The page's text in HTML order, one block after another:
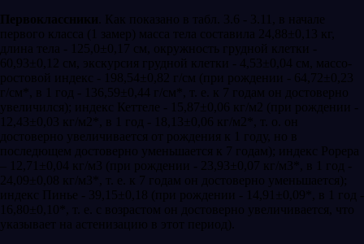
Первоклассники . Как показано в табл. 3.6 - 3.11, в начале
первого класса (1 замер) масса тела составила 24,88±0,13 кг,
длина тела - 125,0±0,17 см, окружность грудной клетки -
60,93±0,12 см, экскурсия грудной клетки - 4,53±0,04 см, массо-
ростовой индекс - 198,54±0,82 г/см (при рождении - 64,72±0,23
г/см*, в 1 год - 136,59±0,44 г/см*, т. е. к 7 годам он достоверно
увеличился); индекс Кеттеле - 15,87±0,06 кг/м2 (при рождении -
12,43±0,03 кг/м2*, в 1 год - 18,13±0,06 кг/м2*, т. о. он
достоверно увеличивается от рождения к 1 году, но в
последющем достоверно уменьшается к 7 годам); индекс Рорера
– 12,71±0,04 кг/м3 (при рождении - 23,93±0,07 кг/м3*, в 1 год -
24,09±0,08 кг/м3*, т. е. к 7 годам он достоверно уменьшается);
индекс Пинье - 39,15±0,18 (при рождении - 14,91±0,09*, в 1 год -
16,80±0,10*, т. е. с возрастом он достоверно увеличивается, что
указывает на астенизацию в этот период).